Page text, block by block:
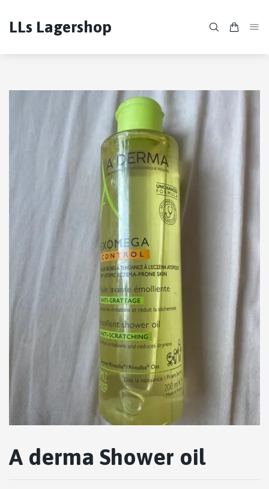
LLs Lagershop
A derma Shower oil